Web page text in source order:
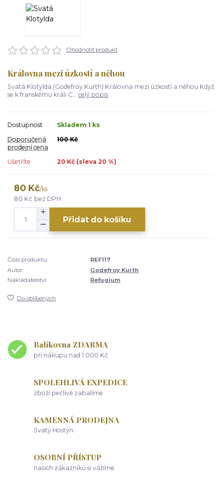
Ohodnotit produkt
Královna mezi úzkostí a něhou
Svatá Klotylda (Godefroy Kurth) Královna mezi úzkostí a něhou Když
se k franskému králi C... celý popis
Dostupnost
Skladem 1 ks
Doporučená
prodejní cena
100 Kč
Ušetříte 20 Kč (sleva 20 %)
80 Kč/ks
80 Kč bez DPH
Přidat do košíku
Číslo produktu:
REF117
Autor:
Godefroy Kurth
Nakladatelství:
Refugium
Do oblíbených
Balíkovna ZDARMA
při nákupu nad 1 000 Kč
SPOLEHLIVÁ EXPEDICE
zboží pečlivě zabalíme
KAMENNÁ PRODEJNA
Svatý Hostýn
OSOBNÍ PŘÍSTUP
našich zákazníků si vážíme